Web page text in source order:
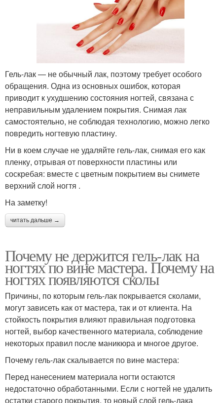
Гель-лак — не обычный лак, поэтому требует особого
обращения. Одна из основных ошибок, которая
приводит к ухудшению состояния ногтей, связана с
неправильным удалением покрытия. Снимая лак
самостоятельно, не соблюдая технологию, можно легко
повредить ногтевую пластину.
Ни в коем случае не удаляйте гель-лак, снимая его как
пленку, отрывая от поверхности пластины или
соскребая: вместе с цветным покрытием вы снимете
верхний слой ногтя .
На заметку!
читать дальше →
Почему не держится гель-лак на
ногтях по вине мастера. Почему на
ногтях появляются сколы
Причины, по которым гель-лак покрывается сколами,
могут зависеть как от мастера, так и от клиента. На
стойкость покрытия влияют правильная подготовка
ногтей, выбор качественного материала, соблюдение
некоторых правил после маникюра и многое другое.
Почему гель-лак скалывается по вине мастера:
Перед нанесением материала ногти остаются
недостаточно обработанными. Если с ногтей не удалить
остатки старого покрытия, то новый слой гель-лака